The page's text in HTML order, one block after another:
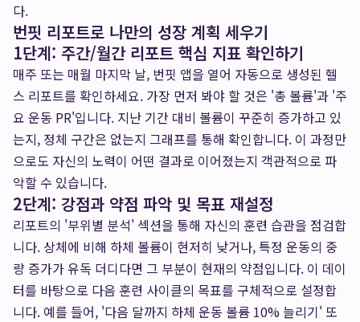
다.
번핏 리포트로 나만의 성장 계획 세우기
1단계: 주간/월간 리포트 핵심 지표 확인하기
매주 또는 매월 마지막 날, 번핏 앱을 열어 자동으로 생성된 헬
스 리포트를 확인하세요. 가장 먼저 봐야 할 것은 '총 볼륨'과 '주
요 운동 PR'입니다. 지난 기간 대비 볼륨이 꾸준히 증가하고 있
는지, 정체 구간은 없는지 그래프를 통해 확인합니다. 이 과정만
으로도 자신의 노력이 어떤 결과로 이어졌는지 객관적으로 파
악할 수 있습니다.
2단계: 강점과 약점 파악 및 목표 재설정
리포트의 '부위별 분석' 섹션을 통해 자신의 훈련 습관을 점검합
니다. 상체에 비해 하체 볼륨이 현저히 낮거나, 특정 운동의 중
량 증가가 유독 더디다면 그 부분이 현재의 약점입니다. 이 데이
터를 바탕으로 다음 훈련 사이클의 목표를 구체적으로 설정합
니다. 예를 들어, '다음 달까지 하체 운동 볼륨 10% 늘리기' 또